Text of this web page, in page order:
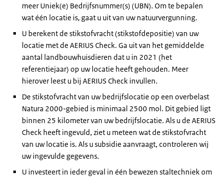
meer Uniek(e) Bedrijfsnummer(s) (UBN). Om te bepalen
wat één locatie is, gaat u uit van uw natuurvergunning.
U berekent de stikstofvracht (stikstofdepositie) van uw
locatie met de AERIUS Check. Ga uit van het gemiddelde
aantal landbouwhuisdieren dat u in 2021 (het
referentiejaar) op uw locatie heeft gehouden. Meer
hierover leest u bij AERIUS Check invullen.
De stikstofvracht van uw bedrijfslocatie op een overbelast
Natura 2000-gebied is minimaal 2500 mol. Dit gebied ligt
binnen 25 kilometer van uw bedrijfslocatie. Als u de AERIUS
Check heeft ingevuld, ziet u meteen wat de stikstofvracht
van uw locatie is. Als u subsidie aanvraagt, controleren wij
uw ingevulde gegevens.
U investeert in ieder geval in één bewezen staltechniek om